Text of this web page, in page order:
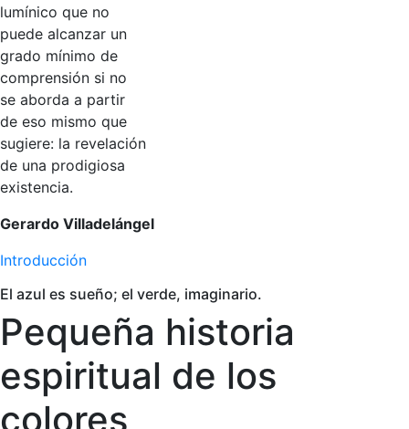
lumínico que no
puede alcanzar un
grado mínimo de
comprensión si no
se aborda a partir
de eso mismo que
sugiere: la revelación
de una prodigiosa
existencia.
Gerardo Villadelángel
Introducción
El azul es sueño; el verde, imaginario.
Pequeña historia
espiritual de los
colores